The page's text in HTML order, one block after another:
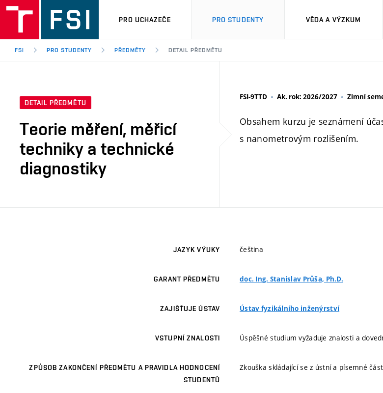
PRO UCHAZEČE PRO STUDENTY VĚDA A VÝZKUM
FSI PRO STUDENTY PŘEDMĚTY DETAIL PŘEDMĚTU
DETAIL PŘEDMĚTU
Teorie měření, měřicí
techniky a technické
diagnostiky
FSI-9TTD Ak. rok: 2026/2027 Zimní
Obsahem kurzu je seznámení
s nanometrovým rozlišením.
JAZYK VÝUKY čeština
GARANT PŘEDMĚTU doc. Ing. Stanislav Průša, Ph.D.
ZAJIŠŤUJE ÚSTAV Ústav fyzikálního inženýrství
VSTUPNÍ ZNALOSTI Úspěšné studium vyžaduje znalosti a
ZPŮSOB ZAKONČENÍ PŘEDMĚTU A PRAVIDLA HODNOCENÍ
STUDENTŮ
Zkouška skládající se z ústní a písemné